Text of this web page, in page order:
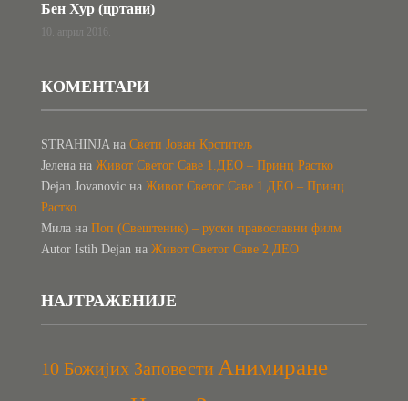
Бен Хур (цртани)
10. април 2016.
КОМЕНТАРИ
STRAHINJAна Свети Јован Крститељ
Јеленана Живот Светог Саве 1.ДЕО – Принц Растко
Dejan Jovanovicна Живот Светог Саве 1.ДЕО – Принц
Растко
Милана Поп (Свештеник) – руски православни филм
Autor Istih Dejanна Живот Светог Саве 2.ДЕО
НАЈТРАЖЕНИЈЕ
10 Божијих Заповести Анимиране